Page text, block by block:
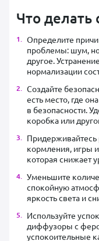
Что делать
Определите
проблемы: шум,
другое.
нормализации
Создайте
есть место, где
в безопасности.
коробка или
Придерживайтесь
кормления, игры
которая снижает
Уменьшите
спокойную
яркость света и
Используйте
диффузоры с
успокоительные